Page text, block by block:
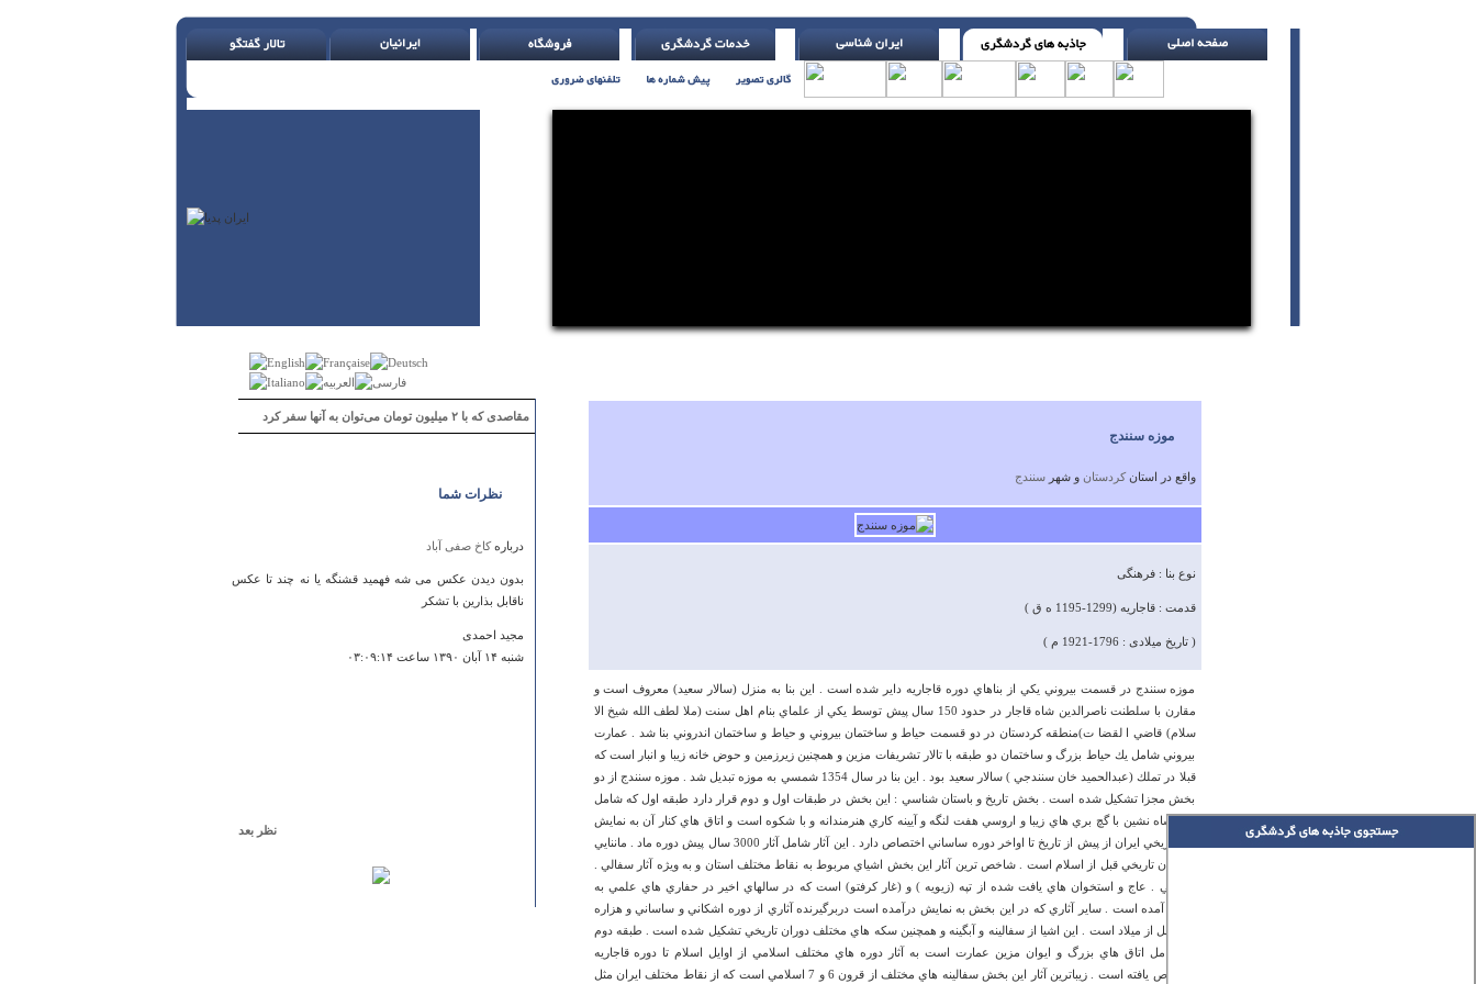
مقاصدی که با ۲ میلیون تومان می‌توان به آنها سفر کرد
نظرات شما
دربارهکاخ صفی آباد
بدون دیدن عکس می شه فهمید قشنگه یا نه چند تا عکس
ناقابل بذارین با تشکر
مجید احمدی
شنبه ۱۴ آبان ۱۳۹۰ ساعت ۰۳:۰۹:۱۴
ادرش دقیق در مورد کوهها اعلام فرمائید نه مختصر از دیگر
نظر بعد
موزه سنندج
واقع در استانكردستان و شهرسنندج
نوع بنا : فرهنگی
قدمت : قاجاریه (1299-1195 ه ق )
( تاریخ میلادی : 1796-1921 م )
موزه سنندج در قسمت بيروني يكي از بناهاي دوره قاجاريه داير شده است . اين بنا به منزل (سالار سعيد) معروف است و
مقارن با سلطنت ناصرالدين شاه قاجار در حدود 150 سال پيش توسط يكي از علماي بنام اهل سنت (ملا لطف الله شيخ الا
سلام) قاضي ا لقضا ت)منطقه كردستان در دو قسمت حياط و ساختمان بيروني و حياط و ساختمان اندروني بنا شد . عمارت
بيروني شامل يك حياط بزرگ و ساختمان دو طبقه با تالار تشريفات مزين و همچنين زيرزمين و حوض خانه زيبا و انبار است كه
قبلا در تملك (عبدالحميد خان سنندجي ) سالار سعيد بود . اين بنا در سال 1354 شمسي به موزه تبديل شد . موزه سنندج از دو
بخش مجزا تشكيل شده است . بخش تاريخ و باستان شناسي : اين بخش در طبقات اول و دوم قرار دارد طبقه اول كه شامل
تالار شاه نشين با گچ بري هاي زيبا و اروسي هفت لنگه و آيينه كاري هنرمندانه و با شكوه است و اتاق هاي كنار آن به نمايش
آثار تاريخي ايران از پيش از تاريخ تا اواخر دوره ساساني اختصاص دارد . اين آثار شامل آثار 3000 سال پيش دوره ماد . ماننايي
و دوران تاريخي قبل از اسلام است . شاخص ترين آثار اين بخش اشياي مربوط به نقاط مختلف استان و به ويژه آثار سفالي .
مفرغي . عاج و استخوان هاي يافت شده از تپه (زيويه ) و (غار كرفتو) است كه در سالهاي اخير در حفاري هاي علمي به
دست آمده است . ساير آثاري كه در اين بخش به نمايش درآمده است دربرگيرنده آثاري از دوره اشكاني و ساساني و هزاره
اول قبل از ميلاد است . اين اشيا از سفالينه و آبگينه و همچنين سكه هاي مختلف دوران تاريخي تشكيل شده است . طبقه دوم
كه شامل اتاق هاي بزرگ و ايوان مزين عمارت است به آثار دوره هاي مختلف اسلامي از اوايل اسلام تا دوره قاجاريه
اختصاص يافته است . زيباترين آثار اين بخش سفالينه هاي مختلف از قرون 6 و 7 اسلامي است كه از نقاط مختلف ايران مثل